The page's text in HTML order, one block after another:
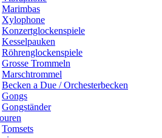
Marimbas
Xylophone
Konzertglockenspiele
Kesselpauken
Röhren­glocken­spiele
Grosse Trommeln
Marschtrommel
Becken a Due / Orchester­becken
Gongs
Gongständer
Tomsets